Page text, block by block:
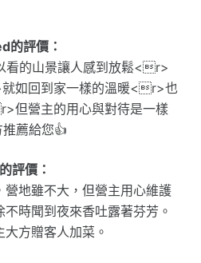
的評價：
的山景讓人感到放鬆<r>
如回到家一樣的溫暖<r>也
但營主的用心與對待是一樣
薦給您👍
評價：
地雖不大，但營主用心維護
時聞到夜來香吐露著芬芳。
方贈客人加菜。